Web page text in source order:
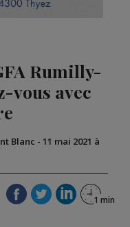
Rumilly-
vous avec
Blanc - 11 mai 2021 à